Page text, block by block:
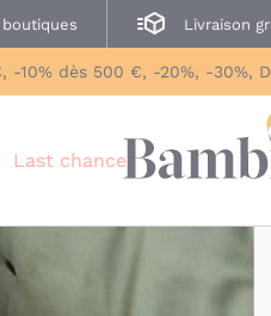
Livraison
10% dès 500 €, -20%, -30%,
Last chance